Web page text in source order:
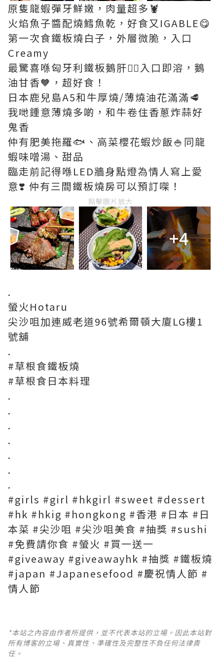
原隻龍蝦彈牙鮮嫩，肉量超多🦞
火焰魚子醬配燒鱈魚乾，好食又IGABLE😋
第一次食鐵板燒白子，外層微脆，入口
Creamy
最驚喜喺匈牙利鐵板鵝肝❤️‍🔥入口即溶，鵝
油甘香🧡，超好食！
日本鹿兒島A5和牛厚燒/薄燒油花滿滿🥩
我哋鍾意薄燒多啲，和牛卷住香蔥炸蒜好
鬼香
仲有肥美拖羅🐟、高菜櫻花蝦炒飯🍚同龍
蝦味噌湯、甜品
臨走前記得喺LED牆身點燈為情人寫上愛
意❣️ 仲有三間鐵板燒房可以預訂㗎！
點擊圖片放大
+4
.
螢火Hotaru
尖沙咀加連威老道96號希爾頓大廈LG樓1
號舖
.
#草根食鐵板燒
#草根食日本料理
.
.
.
.
.
.
.
#girls #girl #hkgirl #sweet #dessert
#hk #hkig #hongkong #香港 #日本 #日
本菜 #尖沙咀 #尖沙咀美食 #抽獎 #sushi
#免費請你食 #螢火 #買一送一
#giveaway #giveawayhk #抽獎 #鐵板燒
#japan #Japanesefood #慶祝情人節 #
情人節
*本站之內容由作者所提供，並不代表本站的立場。因此本站對
所有博客的立場、真實性、準確性及完整性不負任何法律責
任。